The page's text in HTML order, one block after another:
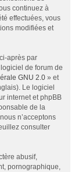
continuez à
effectuées, vous
modifiées et
après par
de forum de
GNU 2.0 » et
Le logiciel
internet et phpBB
de la
n’acceptons
consulter
abusif,
pornographique,